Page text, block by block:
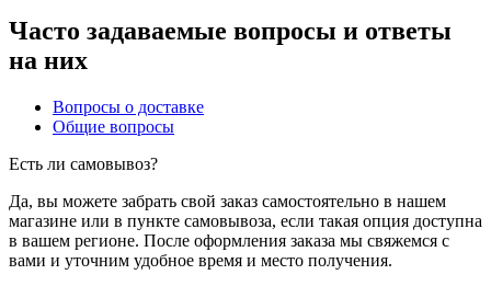
Часто задаваемые вопросы и ответы
на них
Вопросы о доставке
Общие вопросы
Есть ли самовывоз?
Да, вы можете забрать свой заказ самостоятельно в нашем
магазине или в пункте самовывоза, если такая опция доступна
в вашем регионе. После оформления заказа мы свяжемся с
вами и уточним удобное время и место получения.